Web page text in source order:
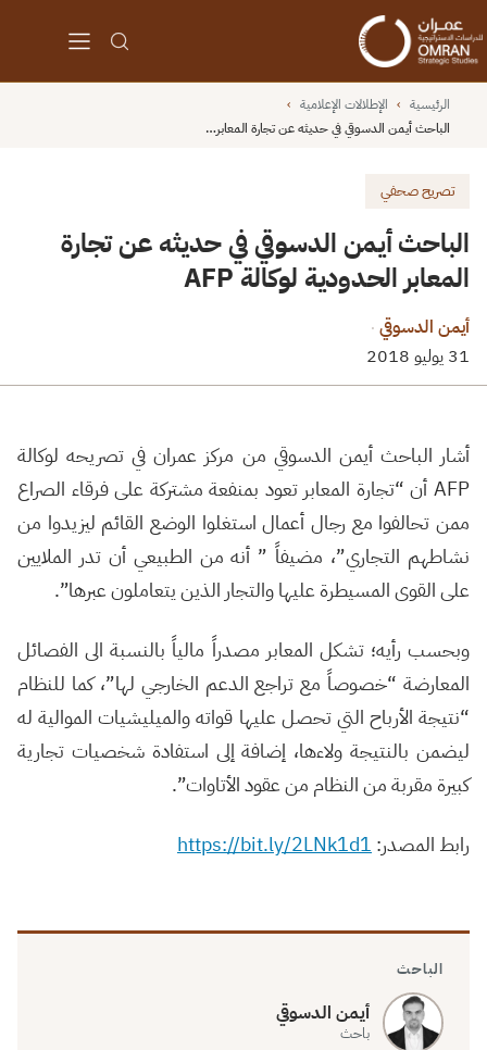
الرئيسية › الإطلالات الإعلامية ›
الباحث أيمن الدسوقي في حديثه عن تجارة المعابر…
تصريح صحفي
الباحث أيمن الدسوقي في حديثه عن تجارة
المعابر الحدودية لوكالة AFP
أيمن الدسوقي ·
31 يوليو 2018
أشار الباحث أيمن الدسوقي من مركز عمران في تصريحه لوكالة
AFP أن “تجارة المعابر تعود بمنفعة مشتركة على فرقاء الصراع
ممن تحالفوا مع رجال أعمال استغلوا الوضع القائم ليزيدوا من
نشاطهم التجاري”، مضيفاً ” أنه من الطبيعي أن تدر الملايين
على القوى المسيطرة عليها والتجار الذين يتعاملون عبرها”.
وبحسب رأيه؛ تشكل المعابر مصدراً مالياً بالنسبة الى الفصائل
المعارضة “خصوصاً مع تراجع الدعم الخارجي لها”، كما للنظام
“نتيجة الأرباح التي تحصل عليها قواته والميليشيات الموالية له
ليضمن بالنتيجة ولاءها، إضافة إلى استفادة شخصيات تجارية
كبيرة مقربة من النظام من عقود الأتاوات”.
رابط المصدر: https://bit.ly/2LNk1d1
الباحث
أيمن الدسوقي
باحث